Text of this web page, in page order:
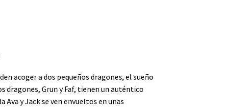
acoger a dos pequeños dragones, el sueño
dragones, Grun y Faf, tienen un auténtico
Ava y Jack se ven envueltos en unas